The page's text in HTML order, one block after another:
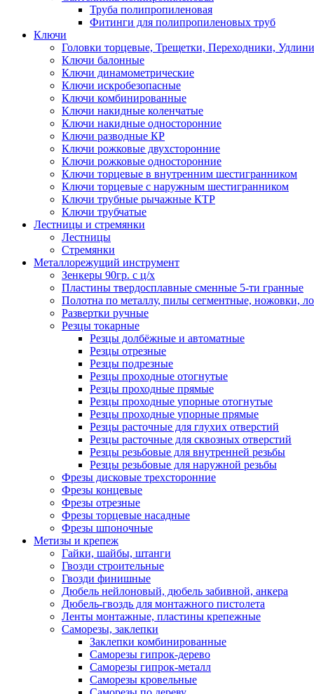
Труба полипропиленовая
Фитинги для полипропиленовых труб
Ключи
Головки торцевые, Трещетки, Переходники,
Ключи балонные
Ключи динамометрические
Ключи искробезопасные
Ключи комбинированные
Ключи накидные коленчатые
Ключи накидные односторонние
Ключи разводные КР
Ключи рожковые двухсторонние
Ключи рожковые односторонние
Ключи торцевые в внутренним шестигранником
Ключи торцевые с наружным шестигранником
Ключи трубные рычажные КТР
Ключи трубчатые
Лестницы и стремянки
Лестницы
Стремянки
Металлорежущий инструмент
Зенкеры 90гр. с ц/х
Пластины твердосплавные сменные 5-ти гранные
Полотна по металлу, пилы сегментные, ножовки,
Развертки ручные
Резцы токарные
Резцы долбёжные и автоматные
Резцы отрезные
Резцы подрезные
Резцы проходные отогнутые
Резцы проходные прямые
Резцы проходные упорные отогнутые
Резцы проходные упорные прямые
Резцы расточные для глухих отверстий
Резцы расточные для сквозных отверстий
Резцы резьбовые для внутренней резьбы
Резцы резьбовые для наружной резьбы
Фрезы дисковые трехсторонние
Фрезы концевые
Фрезы отрезные
Фрезы торцевые насадные
Фрезы шпоночные
Метизы и крепеж
Гайки, шайбы, штанги
Гвозди строительные
Гвозди финишные
Дюбель нейлоновый, дюбель забивной, анкера
Дюбель-гвоздь для монтажного пистолета
Ленты монтажные, пластины крепежные
Саморезы, заклепки
Заклепки комбинированные
Саморезы гипрок-дерево
Саморезы гипрок-металл
Саморезы кровельные